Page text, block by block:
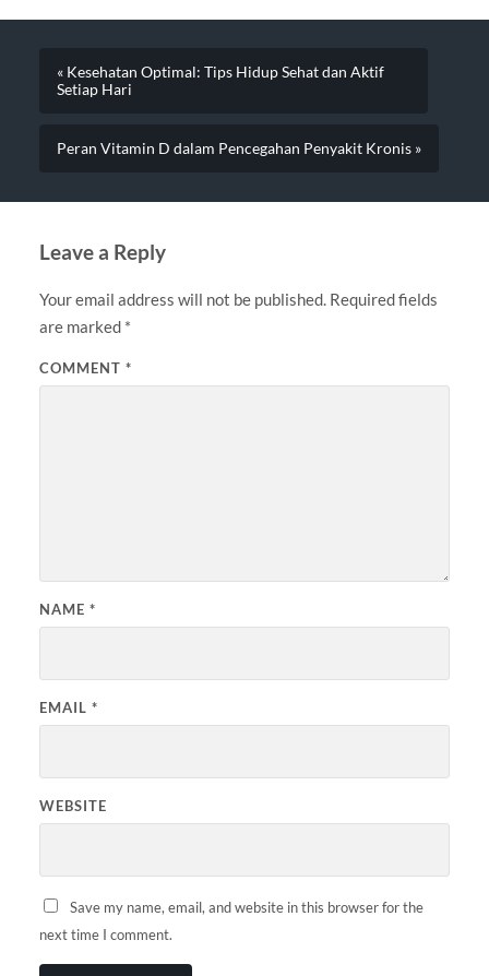
« Kesehatan Optimal: Tips Hidup Sehat dan Aktif
Setiap Hari
Peran Vitamin D dalam Pencegahan Penyakit Kronis »
Leave a Reply
Your email address will not be published. Required fields
are marked *
COMMENT *
NAME *
EMAIL *
WEBSITE
Save my name, email, and website in this browser for the
next time I comment.